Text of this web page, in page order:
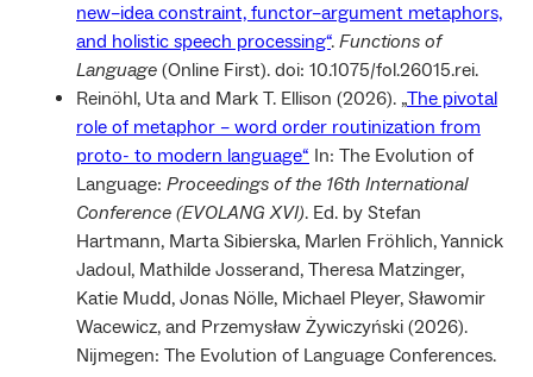
new–idea constraint, functor–argument metaphors,
and holistic speech processing“. Functions of
Language (Online First). doi: 10.1075/fol.26015.rei.
Reinöhl, Uta and Mark T. Ellison (2026). „The pivotal
role of metaphor – word order routinization from
proto- to modern language“ In: The Evolution of
Language: Proceedings of the 16th International
Conference (EVOLANG XVI). Ed. by Stefan
Hartmann, Marta Sibierska, Marlen Fröhlich, Yannick
Jadoul, Mathilde Josserand, Theresa Matzinger,
Katie Mudd, Jonas Nölle, Michael Pleyer, Sławomir
Wacewicz, and Przemysław Żywiczyński (2026).
Nijmegen: The Evolution of Language Conferences.